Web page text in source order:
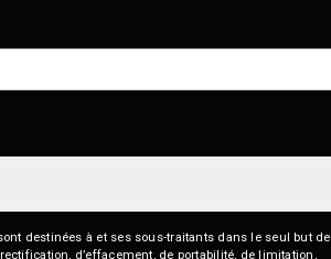
destinées à et ses sous-traitants dans le seul but de
d’effacement, de portabilité, de limitation,